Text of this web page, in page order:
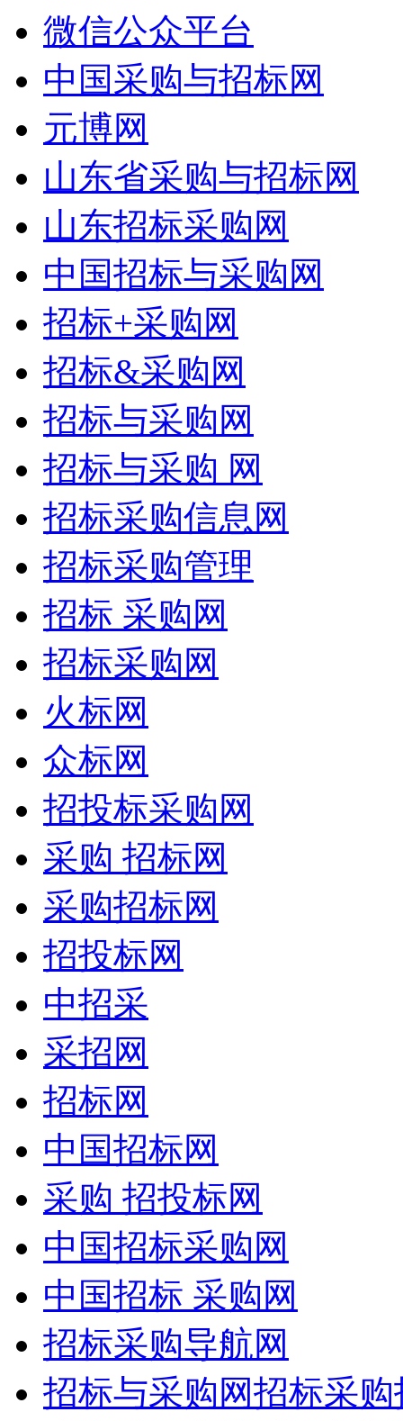
微信公众平台
中国采购与招标网
元博网
山东省采购与招标网
山东招标采购网
中国招标与采购网
招标+采购网
招标&采购网
招标与采购网
招标与采购 网
招标采购信息网
招标采购管理
招标 采购网
招标采购网
火标网
众标网
招投标采购网
采购 招标网
采购招标网
招投标网
中招采
采招网
招标网
中国招标网
采购 招投标网
中国招标采购网
中国招标 采购网
招标采购导航网
招标与采购网招标采